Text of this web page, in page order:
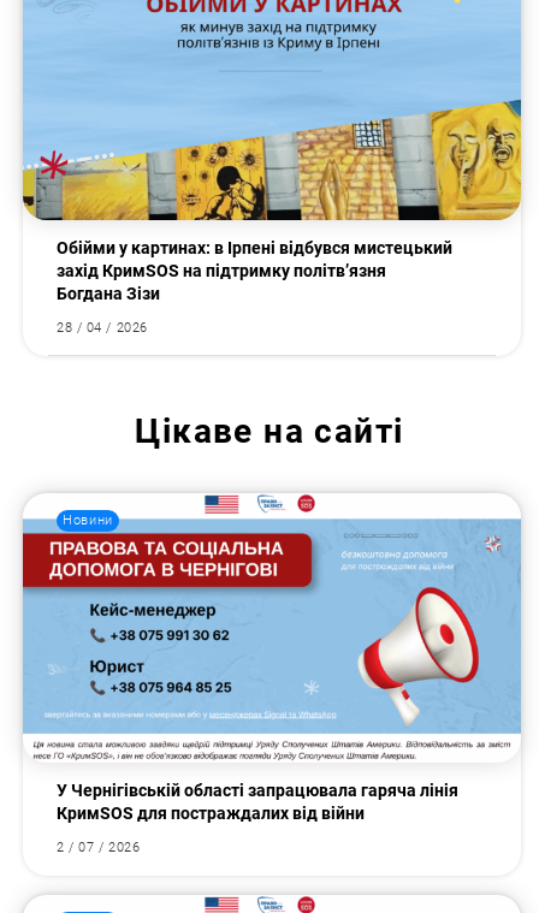
Обійми у картинах: в Ірпені відбувся мистецький
захід КримSOS на підтримку політв’язня
Богдана Зізи
28 / 04 / 2026
Цікаве на сайті
Новини
У Чернігівській області запрацювала гаряча лінія
КримSOS для постраждалих від війни
2 / 07 / 2026